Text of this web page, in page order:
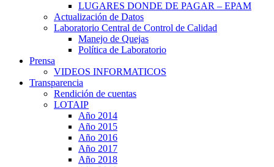
LUGARES DONDE DE PAGAR – EPAM
Actualización de Datos
Laboratorio Central de Control de Calidad
Manejo de Quejas
Política de Laboratorio
Prensa
VIDEOS INFORMATICOS
Transparencia
Rendición de cuentas
LOTAIP
Año 2014
Año 2015
Año 2016
Año 2017
Año 2018